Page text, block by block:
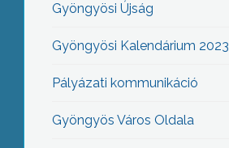
Gyöngyösi Újság
Gyöngyösi Kalendárium 2023
Pályázati kommunikáció
Gyöngyös Város Oldala